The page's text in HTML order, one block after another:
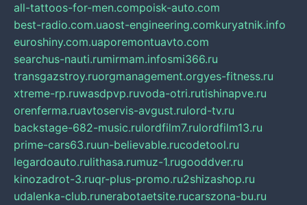
all-tattoos-for-men.compoisk-auto.com
best-radio.com.uaost-engineering.comkuryatnik.info
euroshiny.com.uaporemontuavto.com
searchus-nauti.rumirmam.infosmi366.ru
transgazstroy.ruorgmanagement.orgyes-fitness.ru
xtreme-rp.ruwasdpvp.ruvoda-otri.rutishinapve.ru
orenferma.ruavtoservis-avgust.rulord-tv.ru
backstage-682-music.rulordfilm7.rulordfilm13.ru
prime-cars63.ruun-believable.rucodetool.ru
legardoauto.rulithasa.rumuz-1.rugooddver.ru
kinozadrot-3.ruqr-plus-promo.ru2shizashop.ru
udalenka-club.runerabotaetsite.rucarszona-bu.ru